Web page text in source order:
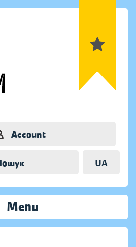
Account
UA
Menu